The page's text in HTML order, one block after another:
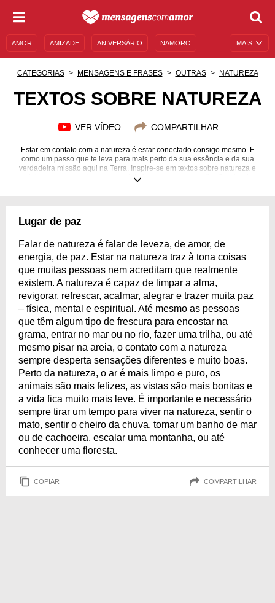
MAIS
AMOR AMIZADE ANIVERSÁRIO NAMORO
CATEGORIAS MENSAGENS E FRASES OUTRAS NATUREZA
TEXTOS SOBRE NATUREZA
VER VÍDEO COMPARTILHAR
Estar em contato com a natureza é estar conectado consigo mesmo. É
como um passo que te leva para mais perto da sua essência e da sua
verdadeira missão aqui na Terra. Inspire-se em textos sobre natureza e
deixe que a energia que vem dela invada o seu coração. O natural
Lugar de paz
Falar de natureza é falar de leveza, de amor, de
energia, de paz. Estar na natureza traz à tona coisas
que muitas pessoas nem acreditam que realmente
existem. A natureza é capaz de limpar a alma,
revigorar, refrescar, acalmar, alegrar e trazer muita paz
– física, mental e espiritual. Até mesmo as pessoas
que têm algum tipo de frescura para encostar na
grama, entrar no mar ou no rio, fazer uma trilha, ou até
mesmo pisar na areia, o contato com a natureza
sempre desperta sensações diferentes e muito boas.
Perto da natureza, o ar é mais limpo e puro, os
animais são mais felizes, as vistas são mais bonitas e
a vida fica muito mais leve. É importante e necessário
sempre tirar um tempo para viver na natureza, sentir o
mato, sentir o cheiro da chuva, tomar um banho de mar
ou de cachoeira, escalar uma montanha, ou até
conhecer uma floresta.
COPIAR COMPARTILHAR